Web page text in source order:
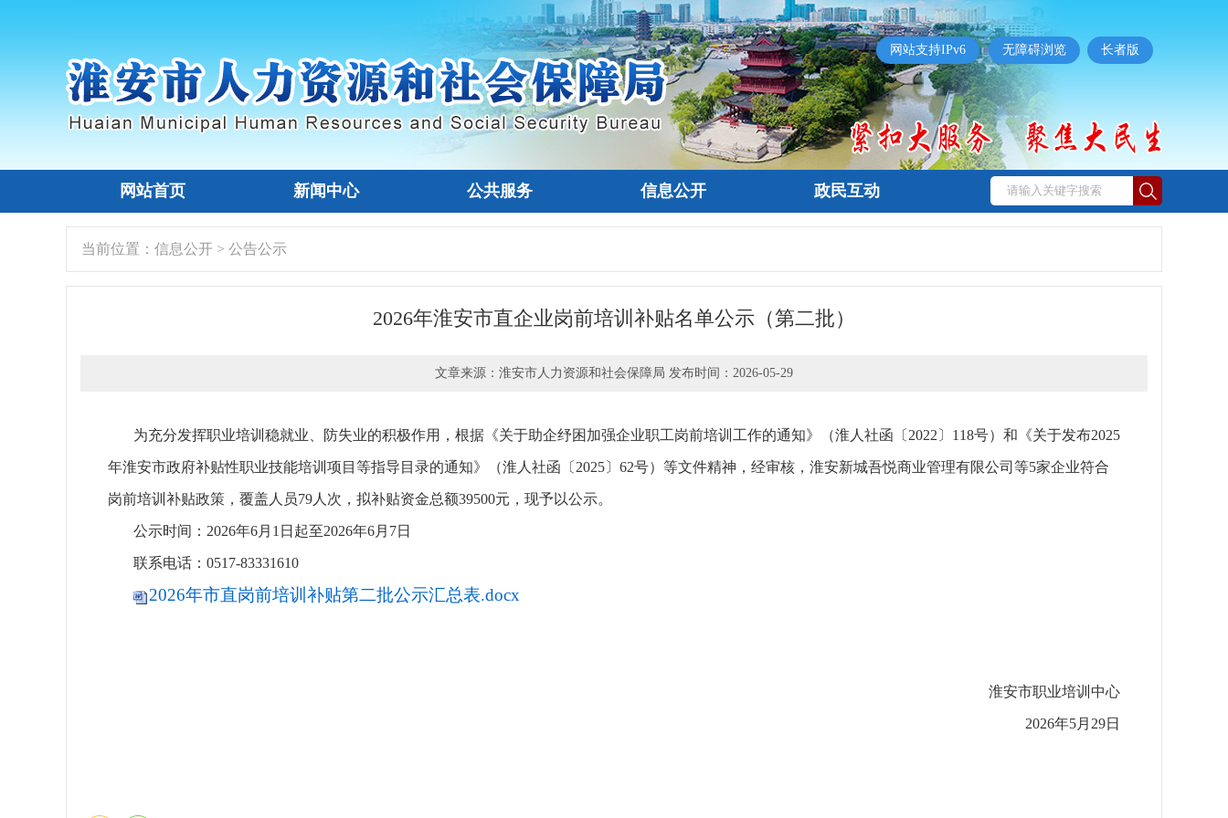
网站支持IPv6 无障碍浏览 长者版
网站首页 新闻中心 公共服务 信息公开 政民互动
当前位置： 信息公开 > 公告公示
2026年淮安市直企业岗前培训补贴名单公示（第二批）
文章来源：淮安市人力资源和社会保障局 发布时间：2026-05-29
为充分发挥职业培训稳就业、防失业的积极作用，根据《关于助企纾困加强企业职工岗前培训工作的通知》（淮人社函〔2022〕118号）和《关于发布2025
年淮安市政府补贴性职业技能培训项目等指导目录的通知》（淮人社函〔2025〕62号）等文件精神，经审核，淮安新城吾悦商业管理有限公司等5家企业符合
岗前培训补贴政策，覆盖人员79人次，拟补贴资金总额39500元，现予以公示。
公示时间：2026年6月1日起至2026年6月7日
联系电话：0517-83331610
2026年市直岗前培训补贴第二批公示汇总表.docx
淮安市职业培训中心
2026年5月29日